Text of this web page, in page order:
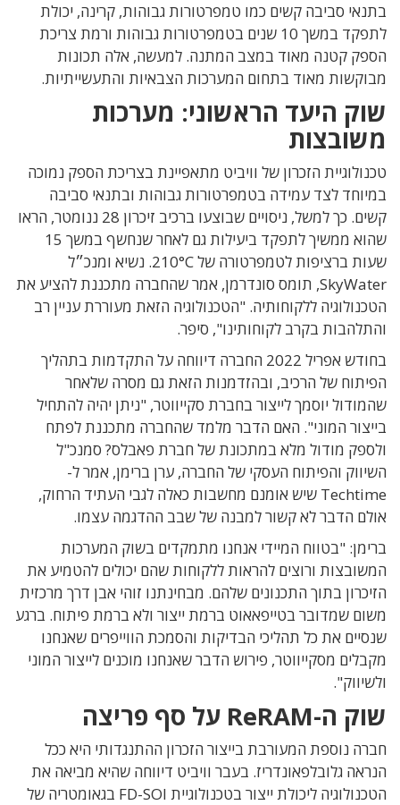
בתנאי סביבה קשים כמו טמפרטורות גבוהות, קרינה, יכולת
לתפקד במשך 10 שנים בטמפרטורות גבוהות ורמת צריכת
הספק קטנה מאוד במצב המתנה. למעשה, אלה תכונות
מבוקשות מאוד בתחום המערכות הצבאיות והתעשייתיות.
שוק היעד הראשוני: מערכות
משובצות
טכנולוגיית הזכרון של וויביט מתאפיינת בצריכת הספק נמוכה
במיוחד לצד עמידה בטמפרטורות גבוהות ובתנאי סביבה
קשים. כך למשל, ניסויים שבוצעו ברכיב זיכרון 28 ננומטר, הראו
שהוא ממשיך לתפקד ביעילות גם לאחר שנחשף במשך 15
שעות ברציפות לטמפרטורה של 210°C. נשיא ומנכ״ל
SkyWater, תומס סונדרמן, אמר שהחברה מתכננת להציע את
הטכנולוגיה ללקוחותיה. "הטכנולוגיה הזאת מעוררת עניין רב
והתלהבות בקרב לקוחותינו", סיפר.
בחודש אפריל 2022 החברה דיווחה על התקדמות בתהליך
הפיתוח של הרכיב, ובהזדמנות הזאת גם מסרה שלאחר
שהמודול יוסמך לייצור בחברת סקייווטר, "ניתן יהיה להתחיל
בייצור המוני". האם הדבר מלמד שהחברה מתכננת לפתח
ולספק מודול מלא במתכונת של חברת פאבלס? סמנכ"ל
השיווק והפיתוח העסקי של החברה, ערן ברימן, אמר ל-
Techtime שיש אומנם מחשבות כאלה לגבי העתיד הרחוק,
אולם הדבר לא קשור למבנה של שבב ההדגמה עצמו.
ברימן: "בטווח המיידי אנחנו מתמקדים בשוק המערכות
המשובצות ורוצים להראות ללקוחות שהם יכולים להטמיע את
הזיכרון בתוך התכנונים שלהם. מבחינתנו זוהי אבן דרך מרכזית
משום שמדובר בטייפאאוט ברמת ייצור ולא ברמת פיתוח. ברגע
שנסיים את כל תהליכי הבדיקות והסמכת הווייפרים שאנחנו
מקבלים מסקייווטר, פירוש הדבר שאנחנו מוכנים לייצור המוני
ולשיווק".
שוק ה-ReRAM על סף פריצה
חברה נוספת המעורבת בייצור הזכרון ההתנגדותי היא ככל
הנראה גלובלפאונדריז. בעבר וויביט דיווחה שהיא מביאה את
הטכנולוגיה ליכולת ייצור בטכנולוגיית FD-SOI בגאומטריה של